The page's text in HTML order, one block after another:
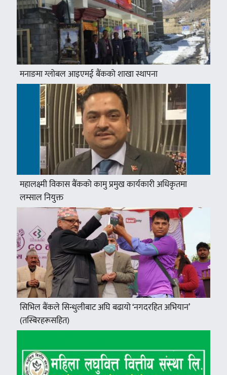
मनाङमा ग्लोबल आइएमई बैंकको शाखा स्थापना
महालक्ष्मी विकास बैंकको कामु प्रमुख कार्यकारी अधिकृतमा
लम्साल नियुक्त
सिभिल बैंकले सिन्धुलीबाट अघि बढायो ‘नगदरहित अभियान’
(तस्बिरहरूसहित)